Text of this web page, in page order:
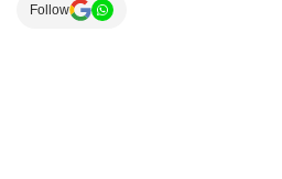
Follow